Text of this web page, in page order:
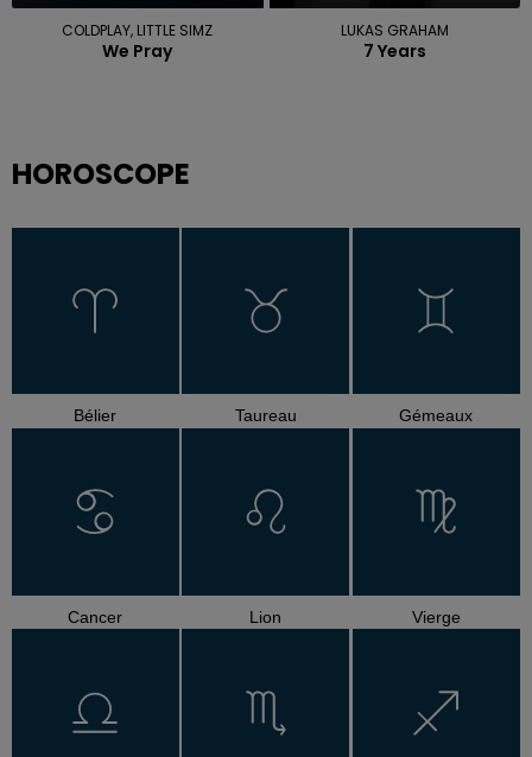
COLDPLAY, LITTLE SIMZ
We Pray
LUKAS GRAHAM
7 Years
HOROSCOPE
Bélier Taureau Gémeaux
Cancer Lion Vierge